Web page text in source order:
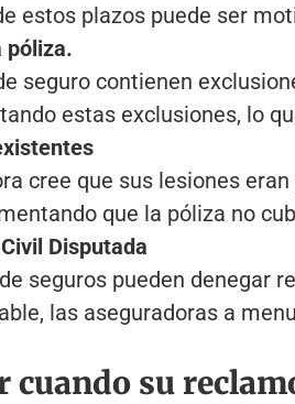
estos plazos puede ser
póliza.
seguro contienen
estas exclusiones, lo
cree que sus lesiones
que la póliza no
Disputada
seguros pueden denegar
las aseguradoras a
cuando su